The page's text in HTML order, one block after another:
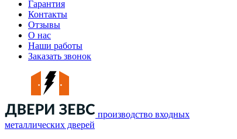
Гарантия
Контакты
Отзывы
О нас
Наши работы
Заказать звонок
производство входных
металлических дверей